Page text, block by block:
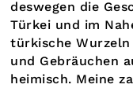
deswegen die
Türkei und im
türkische
und Gebräuchen
heimisch. Meine